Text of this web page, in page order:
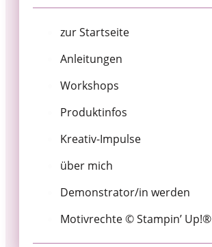
zur Startseite
Anleitungen
Workshops
Produktinfos
Kreativ-Impulse
über mich
Demonstrator/in werden
Motivrechte © Stampin’ Up!®